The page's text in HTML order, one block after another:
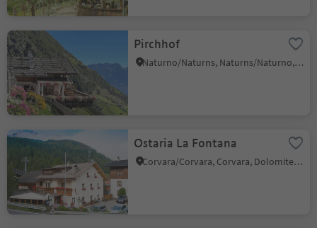
Pirchhof
Naturno/Naturns, Naturns/Naturno, Meran/Merano and environs
Ostaria La Fontana
Corvara/Corvara, Corvara, Dolomites Region Alta Badia